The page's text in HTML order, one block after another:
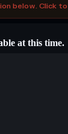
below. Click
at this time.